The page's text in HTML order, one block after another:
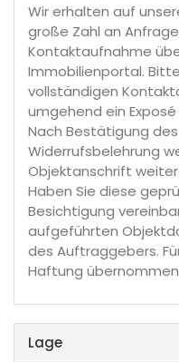
Wir erhalten auf
große Zahl an
Kontaktaufnahme
Immobilienportal.
vollständigen
umgehend ein
Nach Bestätigung
Widerrufsbelehrung
Objektanschrift
Haben Sie diese
Besichtigung
aufgeführten
des Auftraggebers.
Haftung
Lage